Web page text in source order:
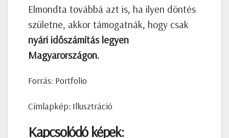
Elmondta továbbá azt is, ha ilyen döntés
születne, akkor támogatnák, hogy csak
nyári időszámítás legyen
Magyarországon.
Forrás: Portfolio
Címlapkép: Illusztráció
Kapcsolódó képek: